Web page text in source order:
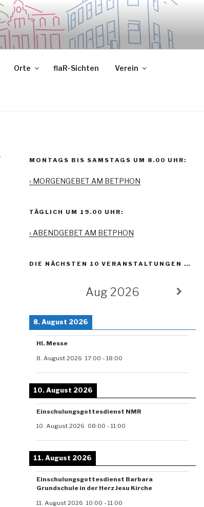
Orte flaR-Sichten Verein
MONTAGS BIS SAMSTAGS UM 8.00 UHR:
› MORGENGEBET AM BETPHON
TÄGLICH UM 19.00 UHR:
› ABENDGEBET AM BETPHON
DIE NÄCHSTEN 10 VERANSTALTUNGEN …
Aug 2026
8. August 2026
Hl. Messe
8. August 2026 17:00 - 18:00
10. August 2026
Einschulungsgottesdienst NMR
10. August 2026 08:00 - 11:00
11. August 2026
Einschulungsgottesdienst Barbara
Grundschule in der Herz Jesu Kirche
11. August 2026 10:00 - 11:00